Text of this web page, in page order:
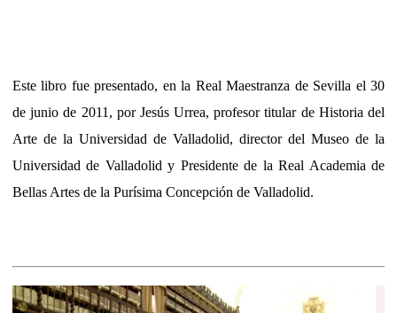
Este libro fue presentado, en la Real Maestranza de Sevilla el 30
de junio de 2011, por Jesús Urrea, profesor titular de Historia del
Arte de la Universidad de Valladolid, director del Museo de la
Universidad de Valladolid y Presidente de la Real Academia de
Bellas Artes de la Purísima Concepción de Valladolid.